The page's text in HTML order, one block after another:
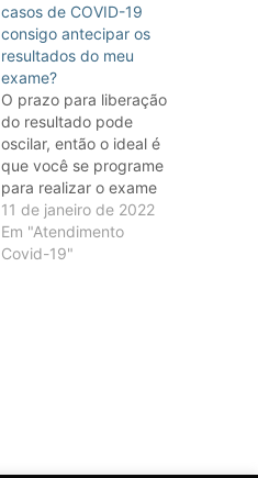
casos de COVID-19
consigo antecipar os
resultados do meu
exame?
O prazo para liberação
do resultado pode
oscilar, então o ideal é
que você se programe
para realizar o exame
com antecedência ou
fique atento aos
prazos previstos:
11 de janeiro de 2022
Em "Atendimento
Covid-19"